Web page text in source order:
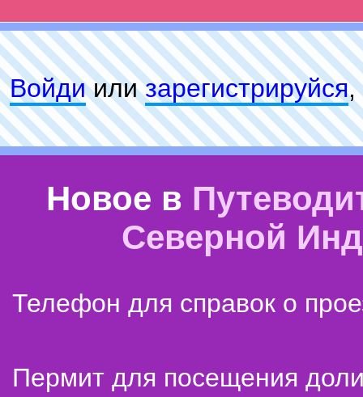
Войдиилизарeгиcтpируйся,
Новое в
Северной
Телефон для справок о
Пермит для посещения